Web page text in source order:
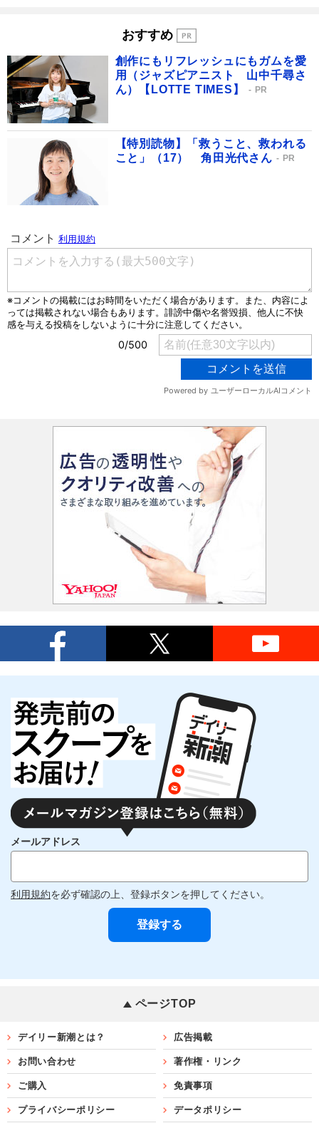
おすすめ
創作にもリフレッシュにもガムを愛
用（ジャズピアニスト 山中千尋さ
ん）【LOTTE TIMES】
PR
【特別読物】「救うこと、救われる
こと」（17） 角田光代さん
PR
メールアドレス
利用規約を必ず確認の上、登録ボタンを押してください。
ページTOP
デイリー新潮とは？ 広告掲載
お問い合わせ 著作権・リンク
ご購入 免責事項
プライバシーポリシー データポリシー